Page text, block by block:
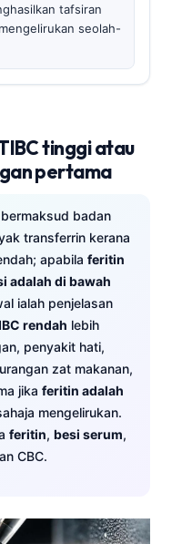
tafsiran
seolah-
tinggi atau
pertama
badan
transferrin kerana
apabila feritin
adalah di bawah
ialah penjelasan
rendah lebih
penyakit hati,
zat makanan,
jika feritin adalah
mengelirukan.
feritin, besi serum,
CBC.